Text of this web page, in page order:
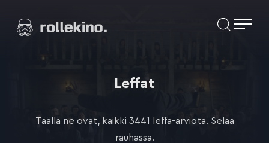
suoraan
Elokuvat ja elokuva-arviot | Rollekino.fi
lopputekstien
Leffat
Täällä ne ovat, kaikki 3441 leffa-arviota. Selaa
rauhassa.